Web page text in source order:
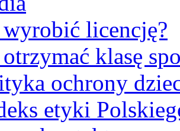
wyrobić licencję?
klasę
ochrony
etyki